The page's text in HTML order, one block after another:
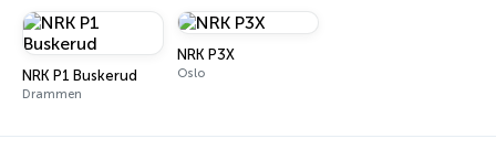
NRK P1 Buskerud
Drammen
NRK P3X
Oslo